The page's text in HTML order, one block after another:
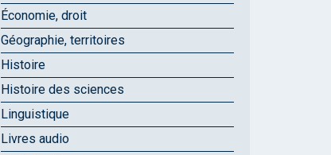
Économie, droit
Géographie, territoires
Histoire
Histoire des sciences
Linguistique
Livres audio